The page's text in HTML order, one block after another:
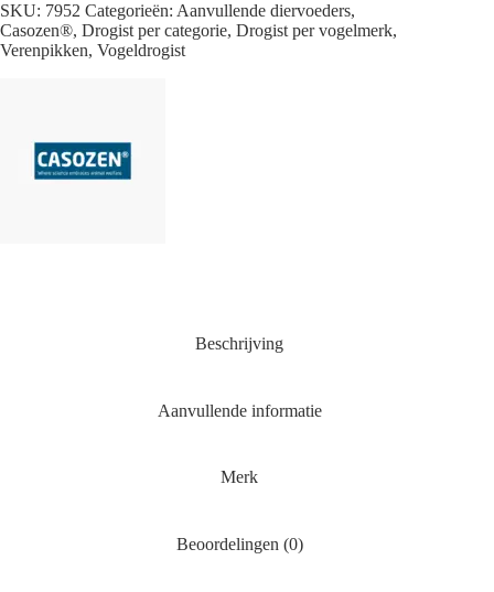
SKU: 7952 Categorieën: Aanvullende diervoeders,
Casozen®, Drogist per categorie, Drogist per vogelmerk,
Verenpikken, Vogeldrogist
Beschrijving
Aanvullende informatie
Merk
Beoordelingen (0)